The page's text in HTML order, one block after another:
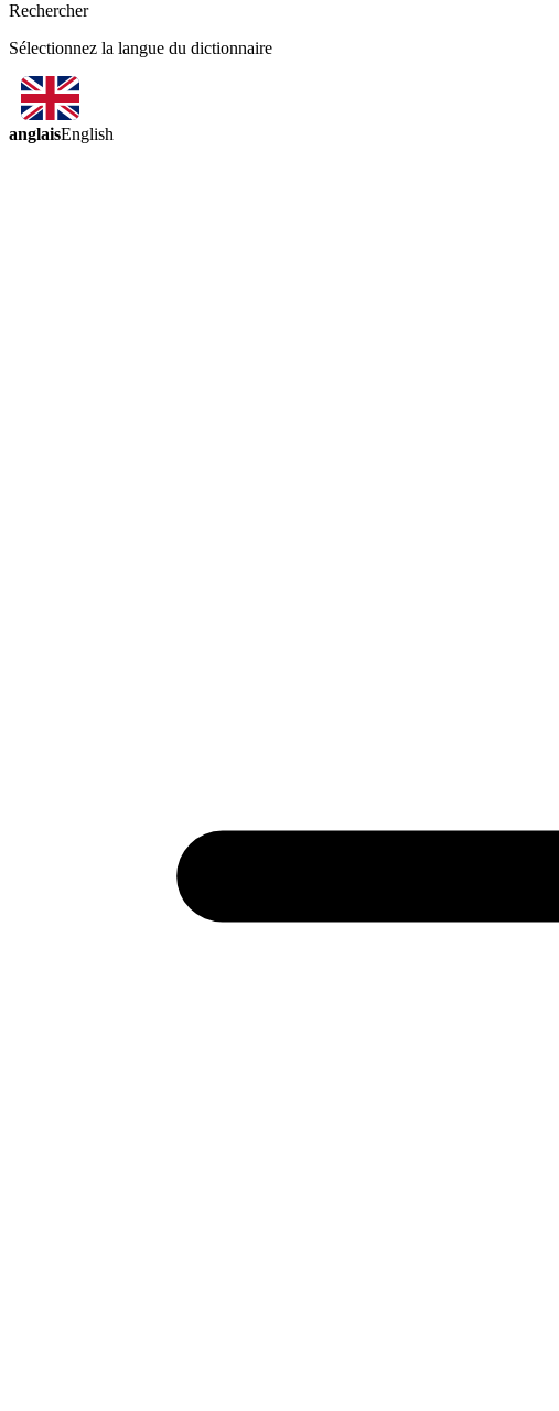
Rechercher
Sélectionnez la langue du dictionnaire
anglaisEnglish